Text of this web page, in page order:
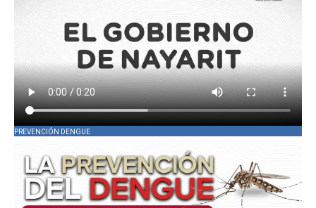
PREVENCIÓN DENGUE